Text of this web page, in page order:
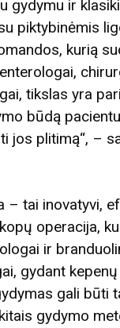
gydymu ir
piktybinėmis
kurią
tikslas yra
būdą
jos plitimą“, –
– tai inovatyvi,
operacija,
ir
gydant
gali būti
gydymo